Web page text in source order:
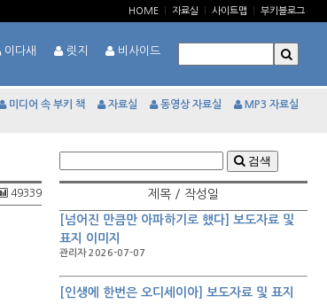
HOME 자료실 사이트맵 부키블로그
이다새 릿지 비사이드
미디어 속 부키 책 자료실 동영상 자료실 MP3 자료실
49339
검색
제목 / 작성일
[넘어진 만큼만 아파하기로 했다] 보도자료 및
표지 이미지
관리자 2026-07-07
[인생에 한번은 오디세이아] 보도자료 및 표지